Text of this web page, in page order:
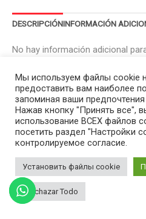
DESCRIPCIÓNINFORMACIÓN
No hay información adicional
Мы используем файлы cookie
предоставить вам наиболее
запоминая ваши
Нажав кнопку "Принять все",
использование ВСЕХ файлов
посетить раздел "Настройки
контролируемое согласие.
Установить файлы cookie
Rechazar Todo